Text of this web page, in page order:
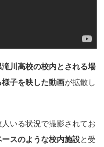
川高校の校内とされる場
子を映した動画が拡散し
いる状況で撮影されてお
スのような校内施設と受